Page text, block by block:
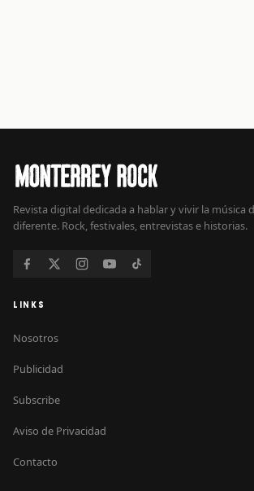
Revista digital dedicada a hablar y vivir la música
diferente. Rock, festivales, entrevistas e historias.
LINKS
Nosotros
Publicidad
Subscribe
Aviso de Privacidad
Contacto